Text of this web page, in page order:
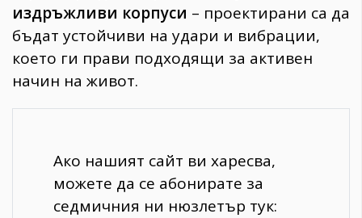
издръжливи корпуси – проектирани са да
бъдат устойчиви на удари и вибрации,
което ги прави подходящи за активен
начин на живот.
Ако нашият сайт ви харесва,
можете да се абонирате за
седмичния ни нюзлетър тук: